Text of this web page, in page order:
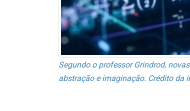
Segundo o professor Grindrod,
abstração e imaginação. Crédito da